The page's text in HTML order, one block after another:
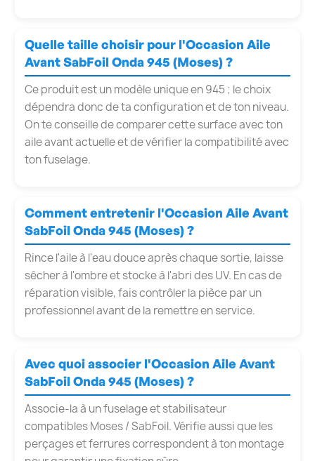
Quelle taille choisir pour l'Occasion Aile
Avant SabFoil Onda 945 (Moses) ?
Ce produit est un modèle unique en 945 ; le choix
dépendra donc de ta configuration et de ton niveau.
On te conseille de comparer cette surface avec ton
aile avant actuelle et de vérifier la compatibilité avec
ton fuselage.
Comment entretenir l'Occasion Aile Avant
SabFoil Onda 945 (Moses) ?
Rince l'aile à l'eau douce après chaque sortie, laisse
sécher à l'ombre et stocke à l'abri des UV. En cas de
réparation visible, fais contrôler la pièce par un
professionnel avant de la remettre en service.
Avec quoi associer l'Occasion Aile Avant
SabFoil Onda 945 (Moses) ?
Associe-la à un fuselage et stabilisateur
compatibles Moses / SabFoil. Vérifie aussi que les
perçages et ferrures correspondent à ton montage